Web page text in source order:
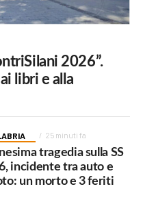
2026”.
libri e alla
25 minuti fa
tragedia sulla SS
incidente tra auto e
un morto e 3 feriti